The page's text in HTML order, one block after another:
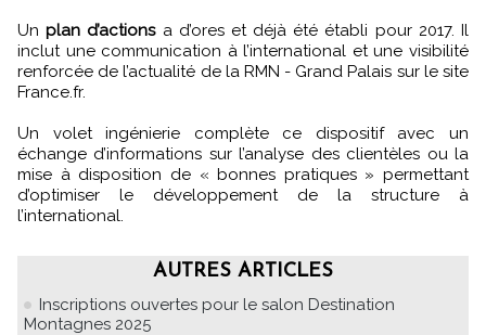
Unplan d’actionsa d’ores et déjà été établi pour 2017. Il
inclut une communication à l’international et une visibilité
renforcée de l’actualité de la RMN - Grand Palais sur le site
France.fr.
Un volet ingénierie complète ce dispositif avec un
échange d’informations sur l’analyse des clientèles ou la
mise à disposition de « bonnes pratiques » permettant
d’optimiser le développement de la structure à
l’international.
AUTRES ARTICLES
Inscriptions ouvertes pour le salon Destination
Montagnes 2025